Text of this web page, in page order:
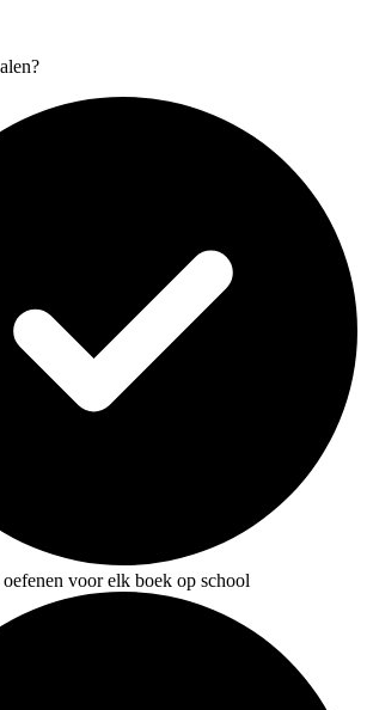
voor elk boek op school